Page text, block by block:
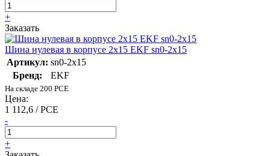
+
Заказать
Шина нулевая в корпусе 2х15 EKF sn0-2x15
Артикул: sn0-2x15
Бренд:
EKF
На складе 200 PCE
Цена:
1 112,6 / PCE
-
+